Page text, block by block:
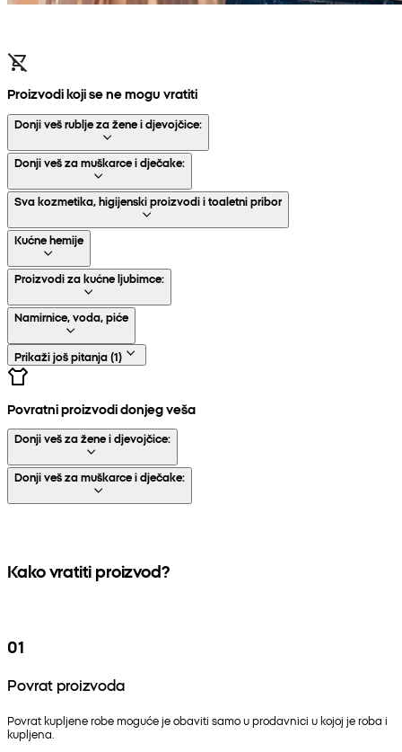
Proizvodi koji se ne mogu vratiti
Donji veš rublje za žene i djevojčice:
Donji veš za muškarce i dječake:
Sva kozmetika, higijenski proizvodi i toaletni pribor
Kućne hemije
Proizvodi za kućne ljubimce:
Namirnice, voda, piće
Prikaži još pitanja(1)
Povratni proizvodi donjeg veša
Donji veš za žene i djevojčice:
Donji veš za muškarce i dječake:
Kako vratiti proizvod?
01
Povrat proizvoda
Povrat kupljene robe moguće je obaviti samo u prodavnici u kojoj je roba i
kupljena.